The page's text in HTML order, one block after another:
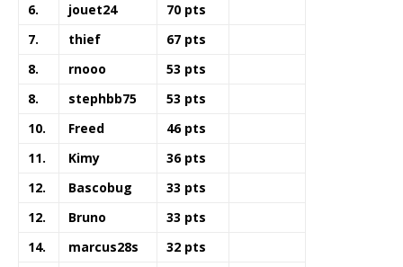
6.
jouet24
70 pts
7.
thief
67 pts
8.
rnooo
53 pts
8.
stephbb75
53 pts
10.
Freed
46 pts
11.
Kimy
36 pts
12.
Bascobug
33 pts
12.
Bruno
33 pts
14.
marcus28s
32 pts